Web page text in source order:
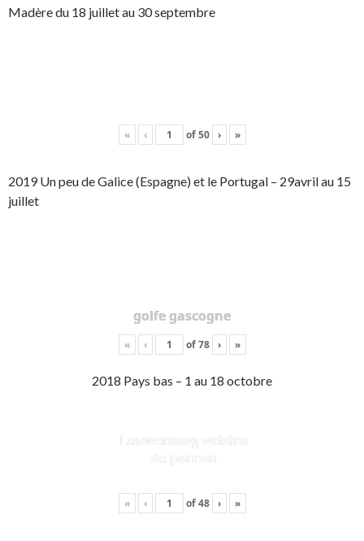
Madère du 18 juillet au 30 septembre
« ‹ of50 › »
2019 Un peu de Galice (Espagne) et le Portugal – 29avril au 15
juillet
golfe gascogne
« ‹ of78 › »
2018 Pays bas – 1 au 18 octobre
Lauwersoog voisins
de ponton
« ‹ of48 › »